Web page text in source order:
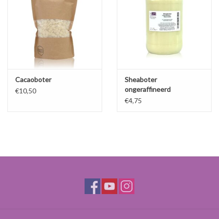
Cacaoboter
€10,50
Sheaboter
ongeraffineerd
€4,75